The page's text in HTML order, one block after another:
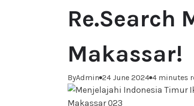
Re.Search
Makassar!
ByAdmin 24 June 2024 4 minutes